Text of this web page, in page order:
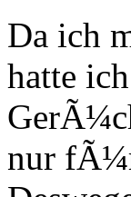
Da ich
hatte
nur